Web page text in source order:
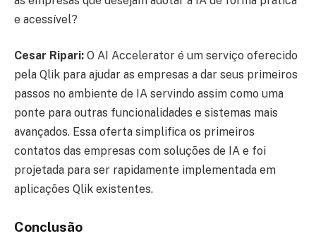
e acessível?
Cesar Ripari: O AI Accelerator é um serviço oferecido
pela Qlik para ajudar as empresas a dar seus primeiros
passos no ambiente de IA servindo assim como uma
ponte para outras funcionalidades e sistemas mais
avançados. Essa oferta simplifica os primeiros
contatos das empresas com soluções de IA e foi
projetada para ser rapidamente implementada em
aplicações Qlik existentes.
Conclusão